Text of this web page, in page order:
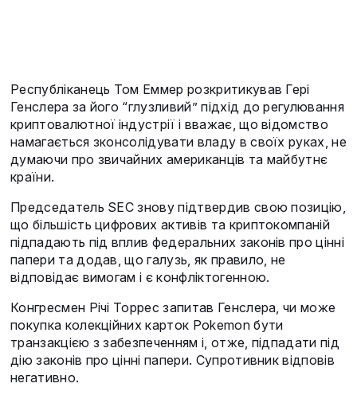
Республіканець Том Еммер розкритикував Гері
Генслера за його “глузливий” підхід до регулювання
криптовалютної індустрії і вважає, що відомство
намагається зконсолідувати владу в своїх руках, не
думаючи про звичайних американців та майбутнє
країни.
Председатель SEC знову підтвердив свою позицію,
що більшість цифрових активів та криптокомпаній
підпадають під вплив федеральних законів про цінні
папери та додав, що галузь, як правило, не
відповідає вимогам і є конфліктогенною.
Конгресмен Річі Торрес запитав Генслера, чи може
покупка колекційних карток Pokemon бути
транзакцією з забезпеченням і, отже, підпадати під
дію законів про цінні папери. Супротивник відповів
негативно.